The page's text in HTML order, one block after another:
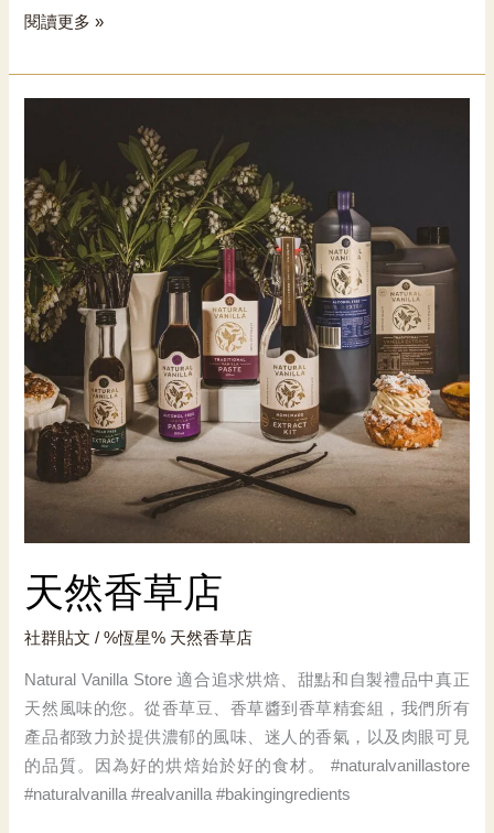
五
什
閱讀更多 »
天然香草店
社群貼文 / %恆星% 天然香草店
Natural Vanilla Store 適合追求烘焙、甜點和自製禮品中真正
天然風味的您。從香草豆、香草醬到香草精套組，我們所有
產品都致力於提供濃郁的風味、迷人的香氣，以及肉眼可見
的品質。因為好的烘焙始於好的食材。 #naturalvanillastore
#naturalvanilla #realvanilla #bakingingredients